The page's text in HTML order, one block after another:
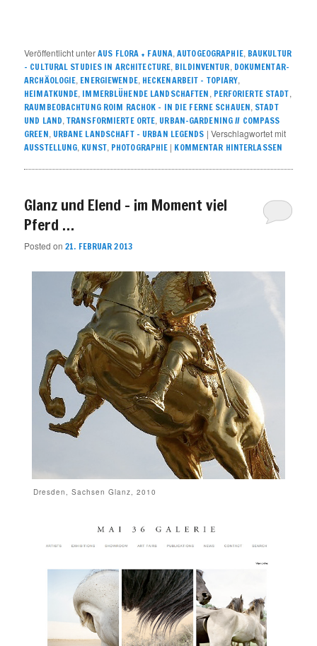
Veröffentlicht unterAUS FLORA + FAUNA,AUTOGEOGRAPHIE, BAUKULTUR
– CULTURAL STUDIES IN ARCHITECTURE, BILDINVENTUR, DOKUMENTAR-
ARCHÄOLOGIE, ENERGIEWENDE, HECKENARBEIT – TOPIARY,
HEIMATKUNDE, IMMERBLÜHENDE LANDSCHAFTEN, PERFORIERTE STADT,
RAUMBEOBACHTUNG ROIM RACHOK – IN DIE FERNE SCHAUEN, STADT
UND LAND,TRANSFORMIERTE ORTE, URBAN-GARDENING // COMPASS
GREEN, URBANE LANDSCHAFT – URBAN LEGENDS | Verschlagwortet mit
AUSSTELLUNG, KUNST, PHOTOGRAPHIE | KOMMENTAR HINTERLASSEN
Glanz und Elend – im Moment viel
Pferd …
Posted on21. FEBRUAR 2013
Dresden, Sachsen Glanz, 2010